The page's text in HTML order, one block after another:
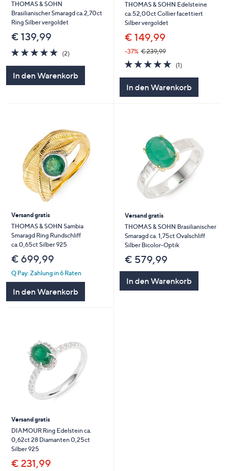
diese
anzuzeigen.
THOMAS & SOHN
Brasilianischer Smaragd ca.2,70ct
Ring Silber vergoldet
€ 139,99
5.0
von
(2)2
In den Warenkorb
THOMAS & SOHN Edelsteine
ca.52,00ct Collier facettiert
Silber vergoldet
€ 149,99
-37% € 239,99
5.0
von
(1)1
In den Warenkorb
Versand gratis
THOMAS & SOHN Sambia
Smaragd Ring Rundschliff
ca.0,65ct Silber 925
€ 699,99
Q Pay: Zahlung in 6 Raten
In den Warenkorb
Versand gratis
THOMAS & SOHN Brasilianischer
Smaragd ca. 1,75ct Ovalschliff
Silber Bicolor-Optik
€ 579,99
In den Warenkorb
Versand gratis
DIAMOUR Ring Edelstein ca.
0,62ct 28 Diamanten 0,25ct
Silber 925
€ 231,99